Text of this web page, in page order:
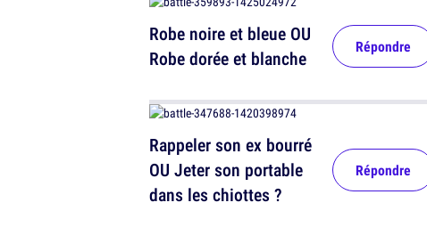
Robe noire et bleue OU
Robe dorée et blanche
Répondre
Rappeler son ex bourré
OU Jeter son portable
dans les chiottes ?
Répondre